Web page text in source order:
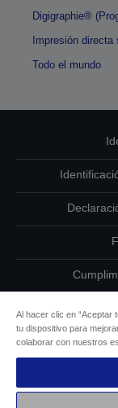
Digigraphie®
Impresión directa
Todo el mundo
Al hacer clic en “Aceptar
tu dispositivo para
colaborar con nuestros